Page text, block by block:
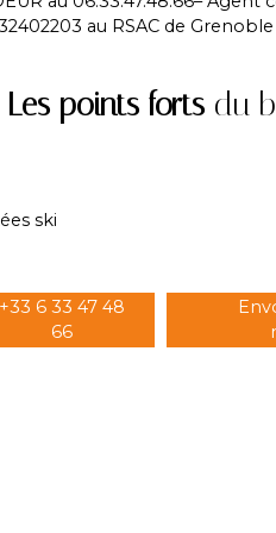
au RSAC de Grenoble
Les points forts du
ski
+33 6 33 47 48
66